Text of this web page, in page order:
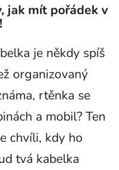
jak mít pořádek v
je někdy spíš
organizovaný
rtěnka se
a mobil? Ten
chvíli, kdy ho
tvá kabelka